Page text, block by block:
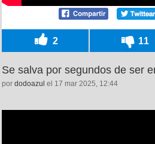
2 11
Se salva por segundos de ser
por dodoazul el 17 mar 2025, 12:44